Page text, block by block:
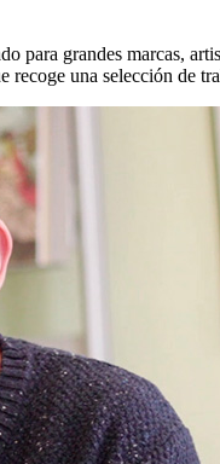
para grandes marcas,
recoge una selección de